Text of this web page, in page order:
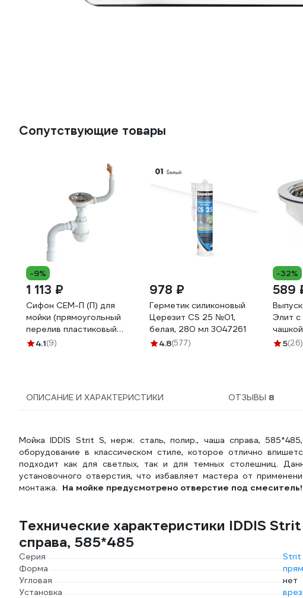
Сопутствующие товары
-9%
1 113 ₽
Сифон СЕМ-П (П) для
мойки (прямоугольный
перелив пластиковый
шток) РМС. СЕМ-П (П)
4.1(9)
978 ₽
Герметик силиконовый
Церезит CS 25 №01,
белая, 280 мл 3047261
4.8(577)
-32%
589
Выпуск
Элит
5(26)
ОПИСАНИЕ И ХАРАКТЕРИСТИКИ ОТЗЫВЫ 8
Мойка IDDIS Strit S, нерж. сталь, полир., чаша справа,
оборудование в классическом стиле, которое отлично
подходит как для светлых, так и для темных столешниц.
установочного отверстия, что избавляет мастера от
монтажа. На мойке предусмотрено отверстие под смеситель!
Технические характеристики IDDIS
справа, 585*485
Серия
Strit
Форма
Угловая
нет
Установка